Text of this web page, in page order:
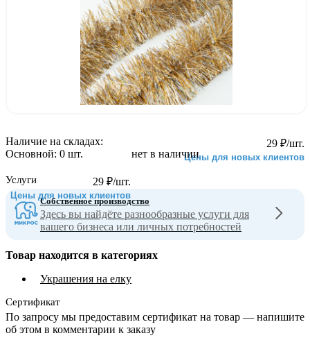
29 ₽/шт.
Цены для новых клиентов
нет в наличии
29 ₽/шт.
Цены для новых клиентов
Наличие на складах:
Основной: 0 шт.
Услуги
Собственное производство
Здесь вы найдёте разнообразные услуги для
вашего бизнеса или личных потребностей
Товар находится в категориях
Украшения на елку
Сертификат
По запросу мы предоставим сертификат на товар — напишите
об этом в комментарии к заказу